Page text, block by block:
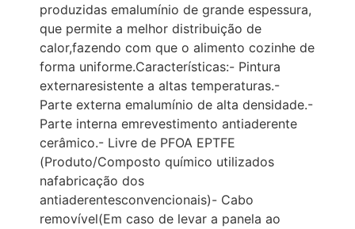
produzidas emalumínio de grande espessura,
que permite a melhor distribuição de
calor,fazendo com que o alimento cozinhe de
forma uniforme.Características:- Pintura
externaresistente a altas temperaturas.-
Parte externa emalumínio de alta densidade.-
Parte interna emrevestimento antiaderente
cerâmico.- Livre de PFOA EPTFE
(Produto/Composto químico utilizados
nafabricação dos
antiaderentesconvencionais)- Cabo
removível(Em caso de levar a panela ao